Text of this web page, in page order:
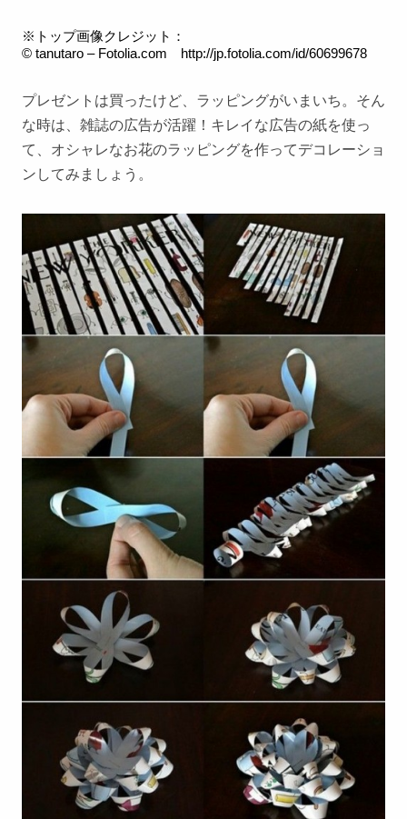
※トップ画像クレジット：
© tanutaro – Fotolia.com http://jp.fotolia.com/id/60699678
プレゼントは買ったけど、ラッピングがいまいち。そん
な時は、雑誌の広告が活躍！キレイな広告の紙を使っ
て、オシャレなお花のラッピングを作ってデコレーショ
ンしてみましょう。